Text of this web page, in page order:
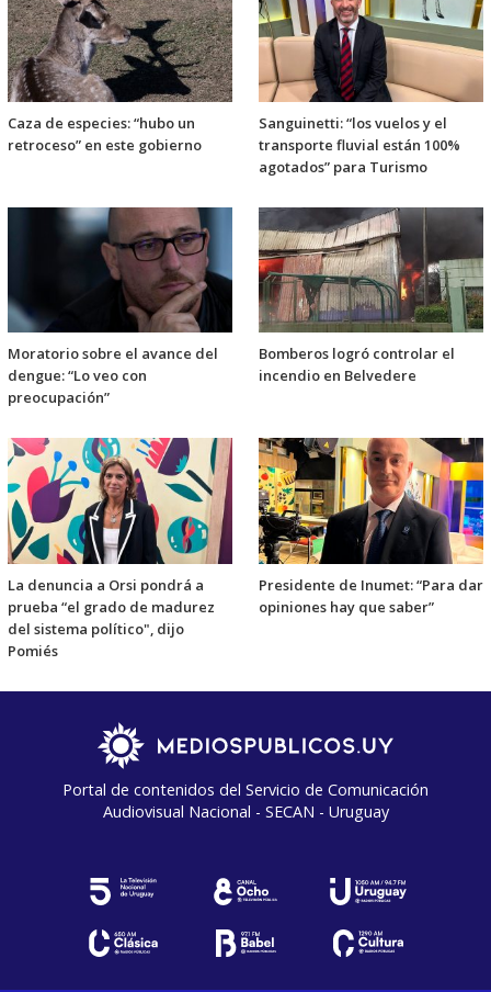
Caza de especies: “hubo un
retroceso” en este gobierno
Sanguinetti: “los vuelos y el
transporte fluvial están 100%
agotados” para Turismo
Moratorio sobre el avance del
dengue: “Lo veo con
preocupación”
Bomberos logró controlar el
incendio en Belvedere
La denuncia a Orsi pondrá a
prueba “el grado de madurez
del sistema político", dijo
Pomiés
Presidente de Inumet: “Para dar
opiniones hay que saber”
Portal de contenidos del Servicio de Comunicación
Audiovisual Nacional - SECAN - Uruguay